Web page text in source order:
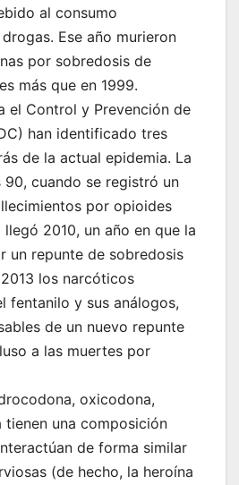
al consumo
Ese año murieron
por sobredosis de
más que en 1999.
el Control y Prevención de
han identificado tres
de la actual epidemia. La
90, cuando se registró un
por opioides
2010, un año en que la
un repunte de sobredosis
los narcóticos
fentanilo y sus análogos,
de un nuevo repunte
a las muertes por
oxicodona,
una composición
de forma similar
(de hecho, la heroína